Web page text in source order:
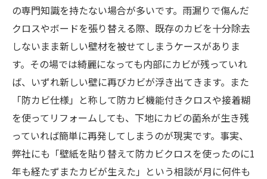
の専門知識を持たない場合が多いです。雨漏りで傷んだ
クロスやボードを張り替える際、既存のカビを十分除去
しないまま新しい壁材を被せてしまうケースがありま
す。その場では綺麗になっても内部にカビが残っていれ
ば、いずれ新しい壁に再びカビが浮き出てきます。また
「防カビ仕様」と称して防カビ機能付きクロスや接着糊
を使ってリフォームしても、下地にカビの菌糸が生き残
っていれば簡単に再発してしまうのが現実です。事実、
弊社にも「壁紙を貼り替えて防カビクロスを使ったのに1
年も経たずまたカビが生えた」という相談が月に何件も